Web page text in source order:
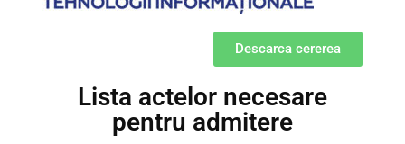
Descarca cererea
Lista actelor necesare
pentru admitere